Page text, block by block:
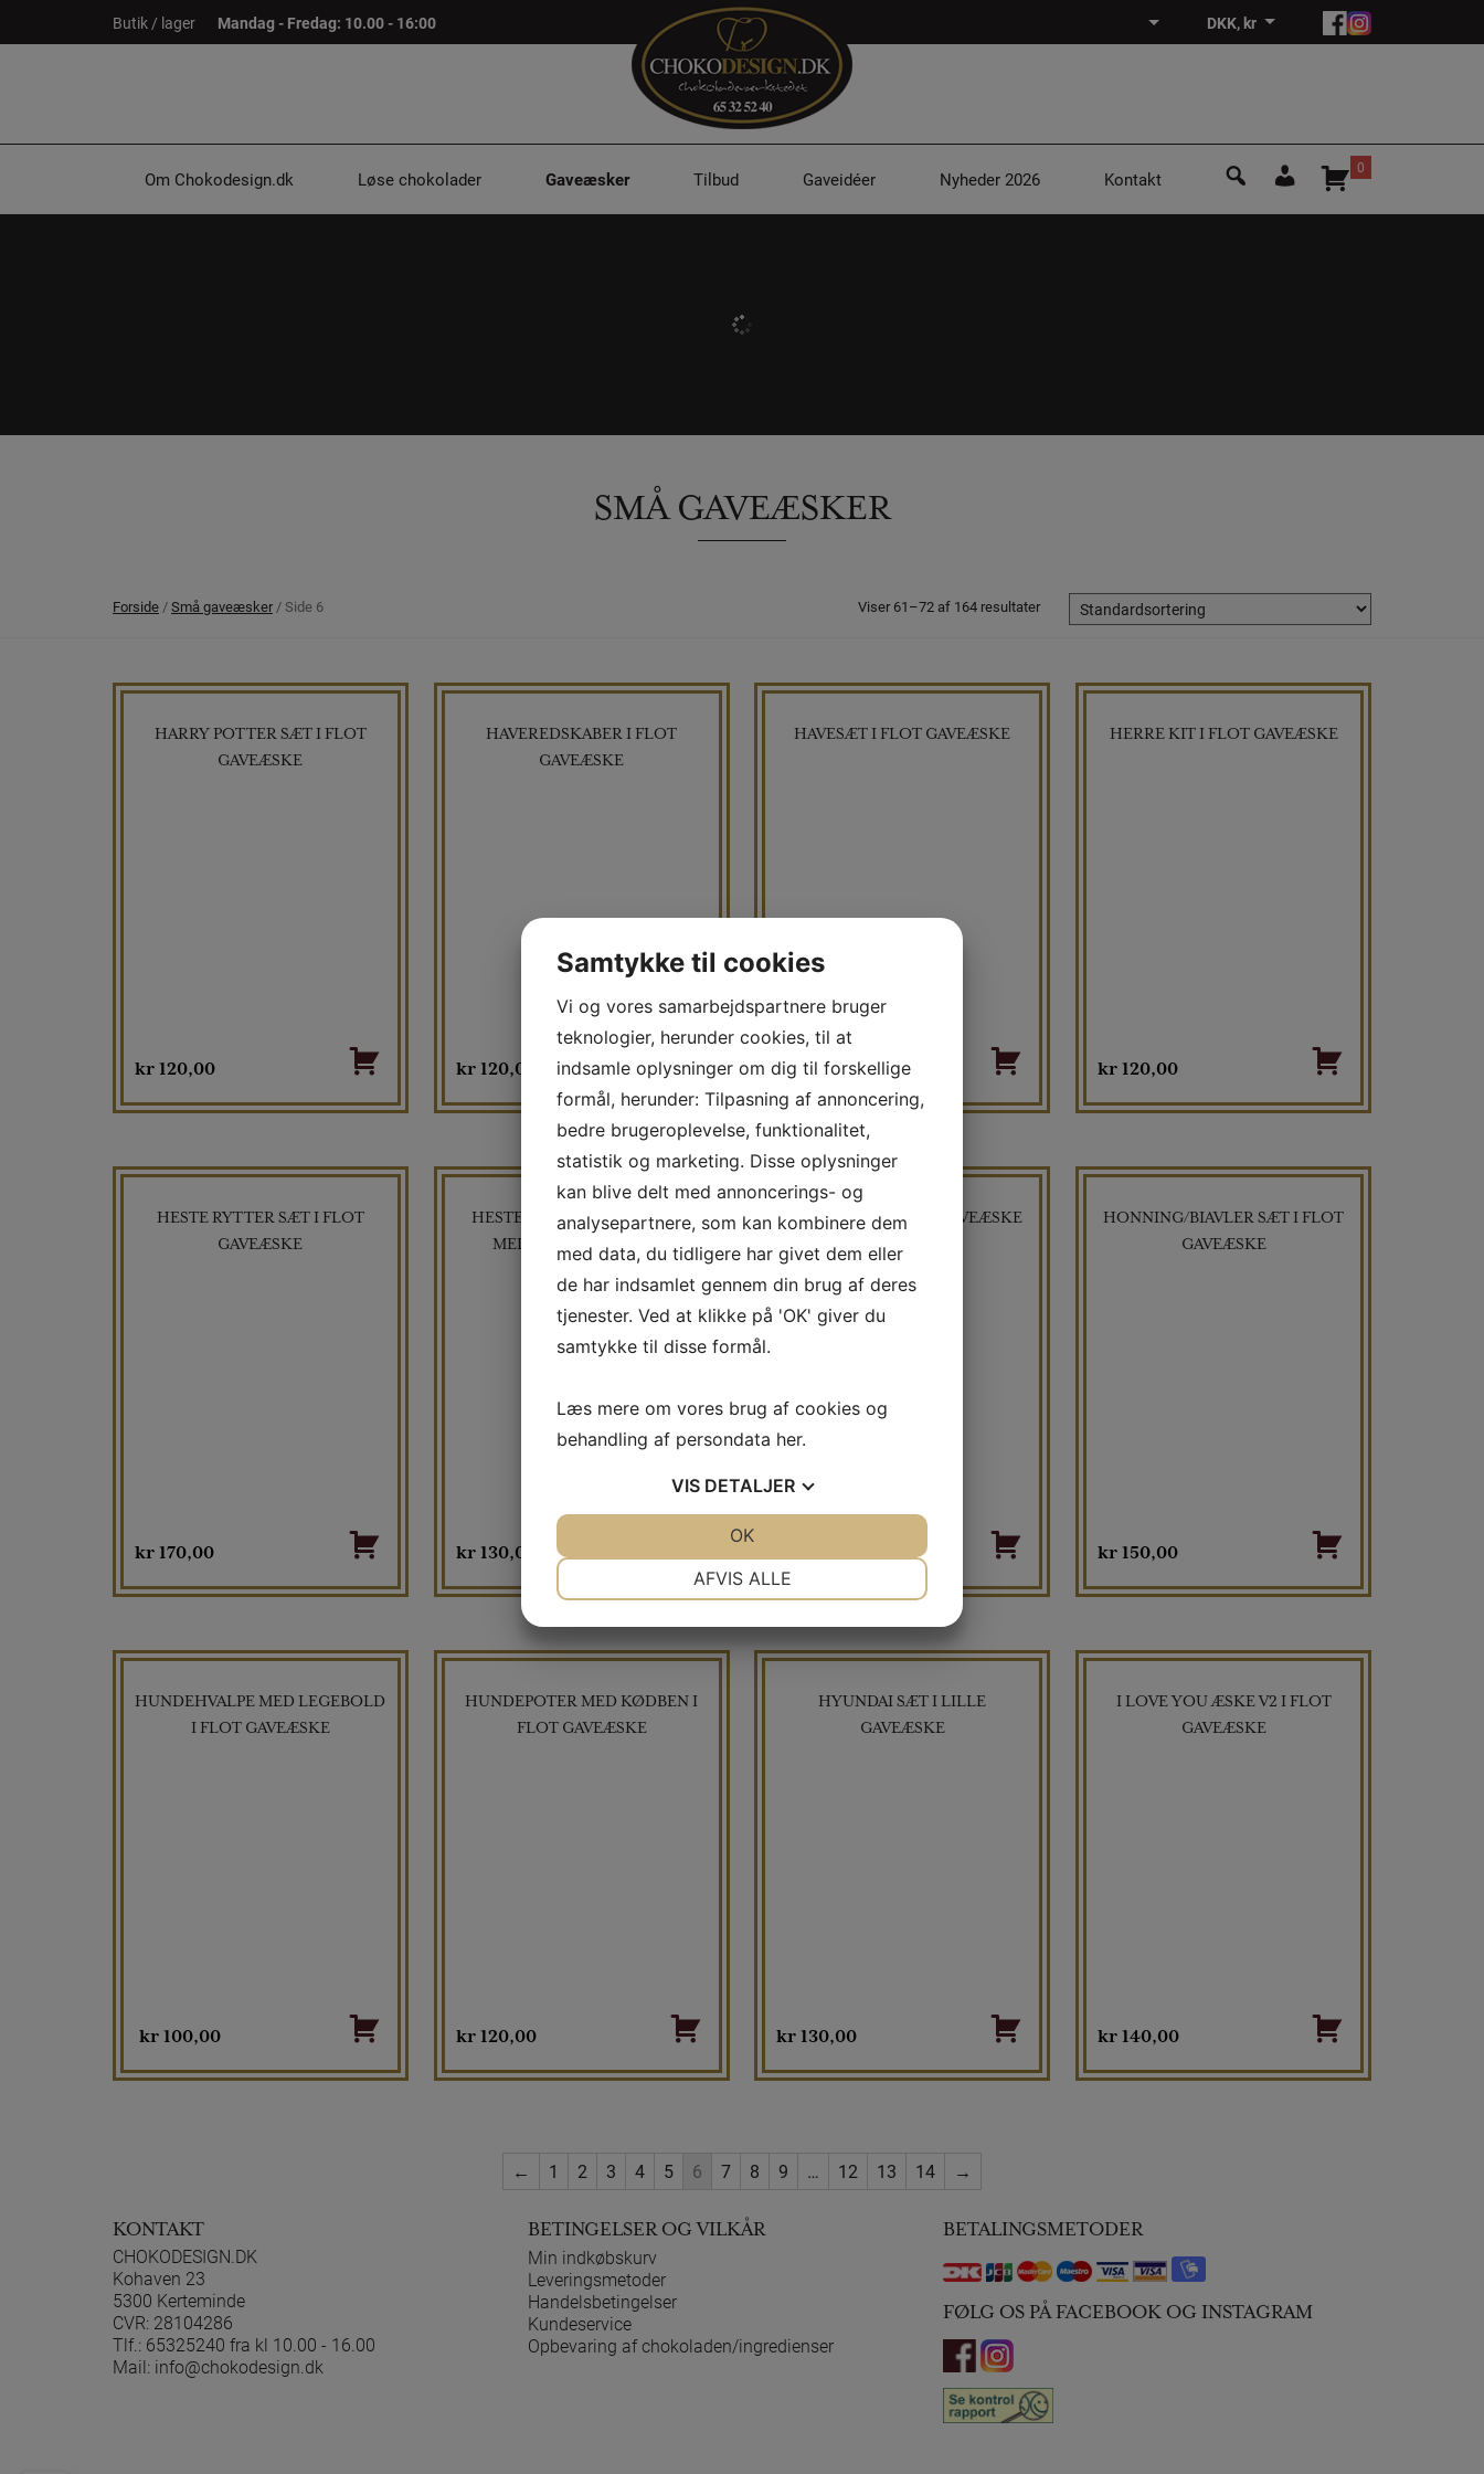
til
Butik / lager Mandag - Fredag: 10.00 - 16:00 DKK, kr
Søg
0
Om Chokodesign.dk Løse chokolader Gaveæsker Tilbud Gaveidéer Nyheder 2026 Kontakt
SMÅ GAVEÆSKER
Forside /Små gaveæsker / Side 6 Viser 61–72 af 164 resultater
HARRY POTTER SÆT I FLOT
GAVEÆSKE
kr 120,00
HAVEREDSKABER I FLOT
GAVEÆSKE
kr120,00
HAVESÆT I FLOT GAVEÆSKE
kr 150,00
HERRE KIT I FLOT GAVEÆSKE
kr 120,00
HESTE RYTTER SÆT I FLOT
GAVEÆSKE
kr 170,00
HESTESTALD/STUTTERI SÆT
MED I FLOT GAVEÆSKE
kr130,00
HONDA SÆT I LILLE GAVEÆSKE
HONNING/BIAVLER SÆT I FLOT
GAVEÆSKE
kr 150,00
TILBUD
HUNDEHVALPE MED LEGEBOLD
I FLOT GAVEÆSKE
kr 100,00
HUNDEPOTER MED KØDBEN I
FLOT GAVEÆSKE
kr120,00
HYUNDAI SÆT I LILLE
GAVEÆSKE
kr 130,00
I LOVE YOU ÆSKE V2 I FLOT
GAVEÆSKE
kr 140,00
← 1 2 3 4 5 6 7 8 9 … 12 13 14 →
KONTAKT
CHOKODESIGN.DK
Kohaven 23
5300 Kerteminde
CVR: 28104286
Tlf.: 65325240 fra kl 10.00 - 16.00
Mail: info@chokodesign.dk
BETINGELSER OG VILKÅR
Min indkøbskurv
Leveringsmetoder
Handelsbetingelser
Kundeservice
Opbevaring af chokoladen/ingredienser
BETALINGSMETODER
FØLG OS PÅ FACEBOOK OG INSTAGRAM
Samtykke til cookies
Vi og vores samarbejdspartnere bruger
teknologier, herunder cookies, til at
indsamle oplysninger om dig til forskellige
formål, herunder: Tilpasning af annoncering,
bedre brugeroplevelse, funktionalitet,
statistik og marketing. Disse oplysninger
kan blive delt med annoncerings- og
analysepartnere, som kan kombinere dem
med data, du tidligere har givet dem eller
de har indsamlet gennem din brug af deres
tjenester. Ved at klikke på 'OK' giver du
samtykke til disse formål.
Læs mere om vores brug af cookies og
behandling af persondata her.
VIS DETALJER
MARKETING STATISTIK
AFVIS ALLE
OK